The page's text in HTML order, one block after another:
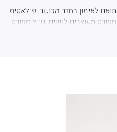
לאימון בחדר הכושר, פילאטיס
מעוצבים לנשים ,טייץ ספורט
נוחים , בגדי ספורט לנשים אונליין ,
בכל מידות והצבעים בעיצובים